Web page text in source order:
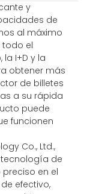
y
de
al máximo
todo el
I+D y la
obtener más
de billetes
a su rápida
puede
funcionen
Co., Ltd.,
de
en el
efectivo,